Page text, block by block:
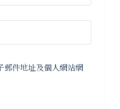
郵件地址及個人網站網